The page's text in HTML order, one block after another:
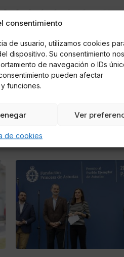
consentimiento
de usuario, utilizamos cookies
dispositivo. Su consentimiento nos
de navegación o IDs
pueden afectar
funciones.
Ver
de cookies